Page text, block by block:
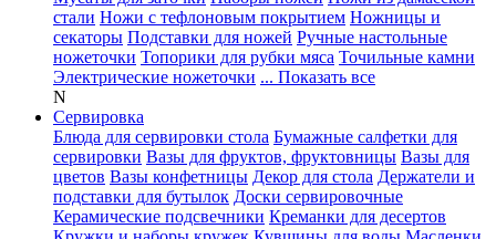
стали Ножи с тефлоновым покрытием Ножницы и
секаторы Подставки для ножей Ручные настольные
ножеточки Топорики для рубки мяса Точильные камни
Электрические ножеточки ... Показать все
N
Сервировка
Блюда для сервировки стола Бумажные салфетки для
сервировки Вазы для фруктов, фруктовницы Вазы для
цветов Вазы конфетницы Декор для стола Держатели и
подставки для бутылок Доски сервировочные
Керамические подсвечники Креманки для десертов